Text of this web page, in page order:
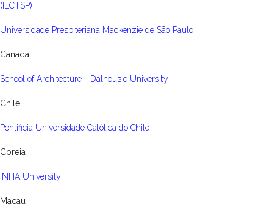
(IECTSP)
Universidade Presbiteriana Mackenzie de São Paulo
Canadá
School of Architecture - Dalhousie University
Chile
Pontificia Universidade Católica do Chile
Coreia
INHA University
Macau